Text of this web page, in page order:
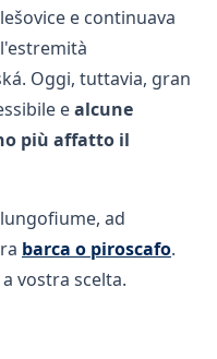
e continuava
Oggi, tuttavia, gran
ealcune
più affatto il
ad
barca o piroscafo.
vostra scelta.